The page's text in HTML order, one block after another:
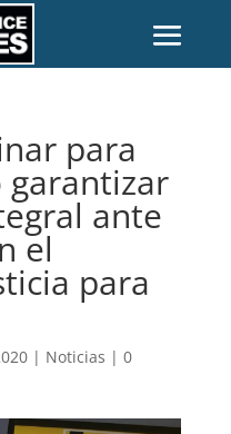
para
garantizar
ante
el
para
| Noticias | 0